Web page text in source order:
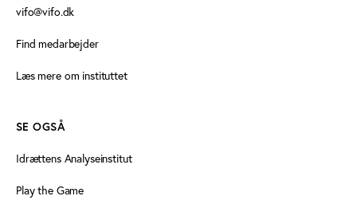
vifo@vifo.dk
Find medarbejder
Læs mere om instituttet
SE OGSÅ
Idrættens Analyseinstitut
Play the Game